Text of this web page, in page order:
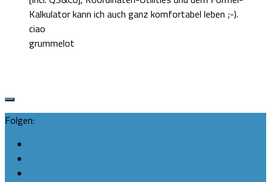
Kalkulator kann ich auch ganz komfortabel leben ;-).
ciao
grummelot
Folgen: